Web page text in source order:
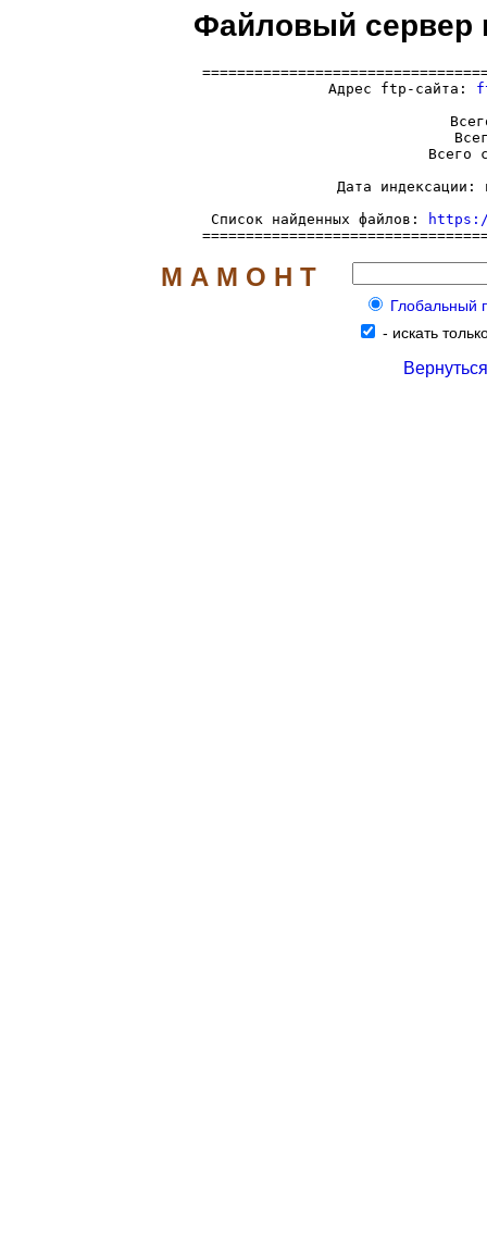
Файловый сервер
  Адрес ftp-сайта:
Всего
Дата индексации:
     Список найденных файлов:
М А М О Н Т
Глобальный
- искать